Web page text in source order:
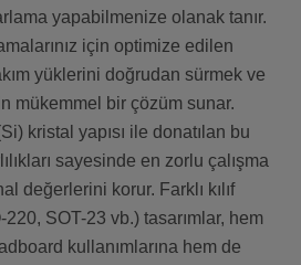
yapabilmenize olanak tanır.
için optimize edilen
yüklerini doğrudan sürmek ve
mükemmel bir çözüm sunar.
kristal yapısı ile donatılan bu
sayesinde en zorlu çalışma
değerlerini korur. Farklı kılıf
SOT-23 vb.) tasarımlar, hem
kullanımlarına hem de